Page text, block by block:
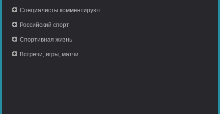
Специалисты комментируют
Российский спорт
Спортивная жизнь
Встречи, игры, матчи